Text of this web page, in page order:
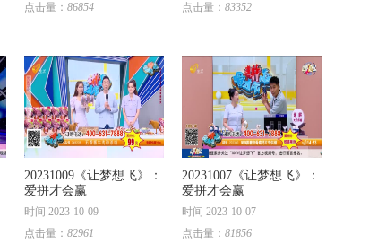
点击量： 86854
点击量： 83352
20231009《让梦想飞》：
爱拼才会赢
时间 2023-10-09
点击量： 82961
20231007《让梦想飞》：
爱拼才会赢
时间 2023-10-07
点击量： 81856